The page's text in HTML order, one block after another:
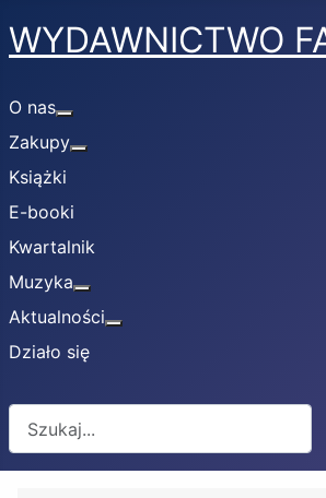
WYDAWNICTWO
O nas
Zakupy
Książki
E-booki
Kwartalnik
Muzyka
Aktualności
Działo się